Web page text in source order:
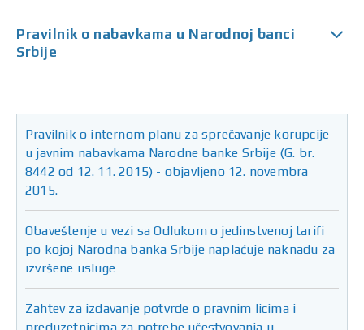
Pravilnik o nabavkama u Narodnoj banci
Srbije
Pravilnik o internom planu za sprečavanje korupcije
u javnim nabavkama Narodne banke Srbije (G. br.
8442 od 12. 11. 2015) - objavljeno 12. novembra
2015.
Obaveštenje u vezi sa Odlukom o jedinstvenoj tarifi
po kojoj Narodna banka Srbije naplaćuje naknadu za
izvršene usluge
Zahtev za izdavanje potvrde o pravnim licima i